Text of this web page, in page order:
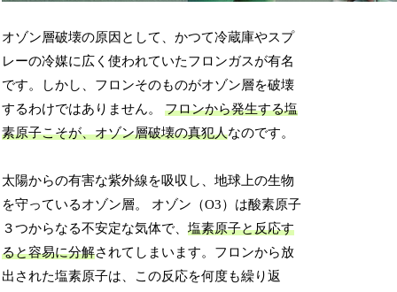
オゾン層破壊の原因として、かつて冷蔵庫やスプ
レーの冷媒に広く使われていたフロンガスが有名
です。しかし、フロンそのものがオゾン層を破壊
するわけではありません。フロンから発生する塩
素原子こそが、オゾン層破壊の真犯人なのです。
太陽からの有害な紫外線を吸収し、地球上の生物
を守っているオゾン層。 オゾン（O3）は酸素原子
３つからなる不安定な気体で、塩素原子と反応す
ると容易に分解されてしまいます。フロンから放
出された塩素原子は、この反応を何度も繰り返